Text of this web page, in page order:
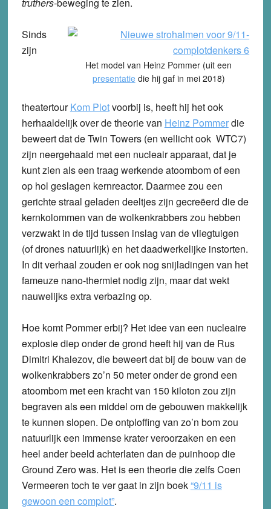
Het model van Heinz Pommer (uit een
presentatiedie hij gaf in mei 2018)
Sinds
zijn
theatertourKom Plotvoorbij is, heeft hij het ook
herhaaldelijk over de theorie van Heinz Pommerdie
beweert dat de Twin Towers (en wellicht ook WTC7)
zijn neergehaald met een nucleair apparaat, dat je
kunt zien als een traag werkende atoombom of een
op hol geslagen kernreactor. Daarmee zou een
gerichte straal geladen deeltjes zijn gecreëerd die de
kernkolommen van de wolkenkrabbers zou hebben
verzwakt in de tijd tussen inslag van de vliegtuigen
(of drones natuurlijk) en het daadwerkelijke instorten.
In dit verhaal zouden er ook nog snijladingen van het
fameuze nano-thermiet nodig zijn, maar dat wekt
nauwelijks extra verbazing op.
Hoe komt Pommer erbij? Het idee van een nucleaire
explosie diep onder de grond heeft hij van de Rus
Dimitri Khalezov, die beweert dat bij de bouw van de
wolkenkrabbers zo’n 50 meter onder de grond een
atoombom met een kracht van 150 kiloton zou zijn
begraven als een middel om de gebouwen makkelijk
te kunnen slopen. De ontploffing van zo’n bom zou
natuurlijk een immense krater veroorzaken en een
heel ander beeld achterlaten dan de puinhoop die
Ground Zero was. Het is een theorie die zelfs Coen
Vermeeren toch te ver gaat in zijn boek“9/11 is
gewoon een complot”.